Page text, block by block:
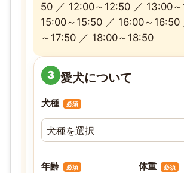
50 ／ 12:00～12:50 ／ 13:00
15:00～15:50 ／ 16:00～16:50
～17:50 ／ 18:00～18:50
3 愛犬について
犬種 必須
年齢 必須 体重 必須